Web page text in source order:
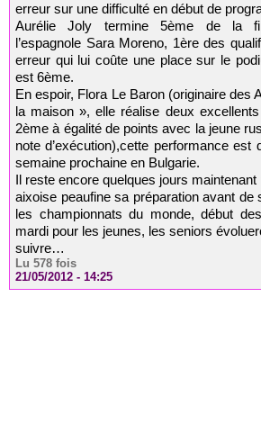
erreur sur une difficulté en début de
Aurélie Joly termine 5ème de la
l’espagnole Sara Moreno, 1ère des
erreur qui lui coûte une place sur le
est 6ème.
En espoir, Flora Le Baron (originaire des
la maison », elle réalise deux
2ème à égalité de points avec la jeune
note d’exécution),cette performance est
semaine prochaine en Bulgarie.
Il reste encore quelques jours maintenant
aixoise peaufine sa préparation avant de
les championnats du monde, début
mardi pour les jeunes, les seniors
suivre…
Lu 578 fois
21/05/2012 - 14:25